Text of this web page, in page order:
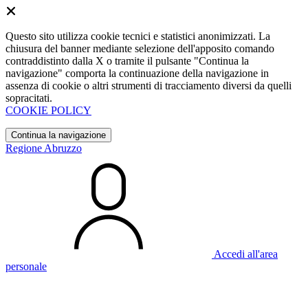
Questo sito utilizza cookie tecnici e statistici anonimizzati. La
chiusura del banner mediante selezione dell'apposito comando
contraddistinto dalla X o tramite il pulsante "Continua la
navigazione" comporta la continuazione della navigazione in
assenza di cookie o altri strumenti di tracciamento diversi da quelli
sopracitati.
COOKIE POLICY
Continua la navigazione
Regione Abruzzo
Accedi all'area
personale